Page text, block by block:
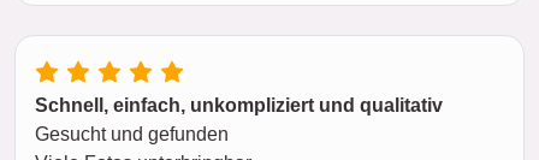
Schnell, einfach, unkompliziert und qualitativ
Gesucht und gefunden